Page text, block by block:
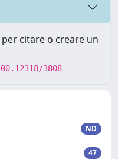
citare o creare un
3808
ND
47